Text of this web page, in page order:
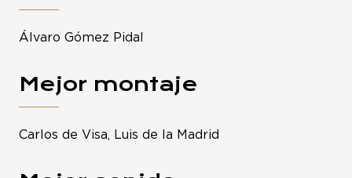
Álvaro Gómez Pidal
Mejor montaje
Carlos de Visa, Luis de la Madrid